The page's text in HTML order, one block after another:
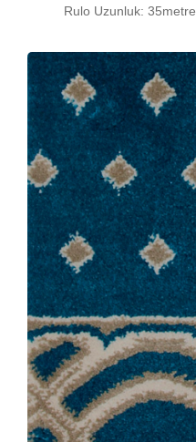
Rulo Uzunluk: 35metre